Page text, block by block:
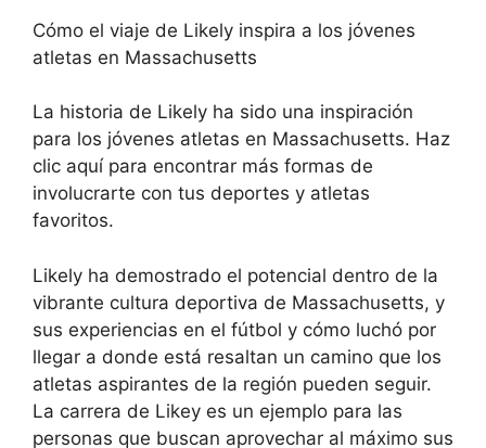
Cómo el viaje de Likely inspira a los jóvenes
atletas en Massachusetts
La historia de Likely ha sido una inspiración
para los jóvenes atletas en Massachusetts. Haz
clic aquí para encontrar más formas de
involucrarte con tus deportes y atletas
favoritos.
Likely ha demostrado el potencial dentro de la
vibrante cultura deportiva de Massachusetts, y
sus experiencias en el fútbol y cómo luchó por
llegar a donde está resaltan un camino que los
atletas aspirantes de la región pueden seguir.
La carrera de Likey es un ejemplo para las
personas que buscan aprovechar al máximo sus